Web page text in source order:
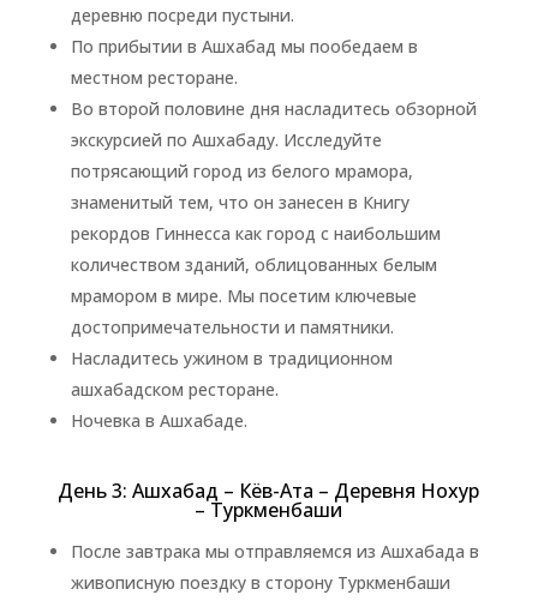
деревню посреди пустыни.
По прибытии в Ашхабад мы пообедаем в
местном ресторане.
Во второй половине дня насладитесь обзорной
экскурсией по Ашхабаду. Исследуйте
потрясающий город из белого мрамора,
знаменитый тем, что он занесен в Книгу
рекордов Гиннесса как город с наибольшим
количеством зданий, облицованных белым
мрамором в мире. Мы посетим ключевые
достопримечательности и памятники.
Насладитесь ужином в традиционном
ашхабадском ресторане.
Ночевка в Ашхабаде.
День 3: Ашхабад – Кёв-Ата – Деревня Нохур
– Туркменбаши
После завтрака мы отправляемся из Ашхабада в
живописную поездку в сторону Туркменбаши